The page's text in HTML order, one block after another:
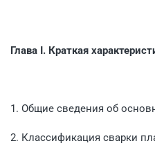
Глава I. Краткая
1. Общие сведения об
2. Классификация сварки